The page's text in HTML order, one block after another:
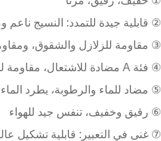
② قابلية جيدة للتمدد: النسيج
③ مقاومة للزلازل والشقوق،
④ فئة A مضادة للاشتعال، مقاومة للنار وللبرودة الشديدة
⑤ مضاد للماء والرطوبة، يطرد
⑥ رقيق وخفيف، تنفس جيد للهواء
⑦ غنى في التعبير: قابلية تشكيل